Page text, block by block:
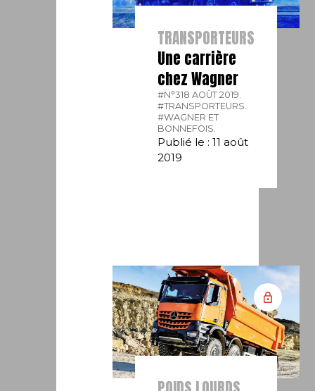
TRANSPORTEURS
Une carrière
chez Wagner
#N°318 AOÛT 2019.
#TRANSPORTEURS.
#WAGNER ET
BONNEFOIS.
Publié le : 11 août
2019